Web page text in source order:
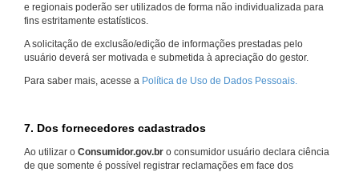
e regionais poderão ser utilizados de forma não individualizada para
fins estritamente estatísticos.
A solicitação de exclusão/edição de informações prestadas pelo
usuário deverá ser motivada e submetida à apreciação do gestor.
Para saber mais, acesse a Política de Uso de Dados Pessoais.
7. Dos fornecedores cadastrados
Ao utilizar o Consumidor.gov.br o consumidor usuário declara ciência
de que somente é possível registrar reclamações em face dos